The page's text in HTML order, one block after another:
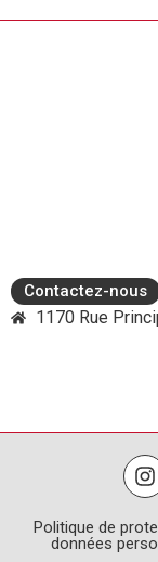
Contactez-nous
1170 Rue
Politique de
données